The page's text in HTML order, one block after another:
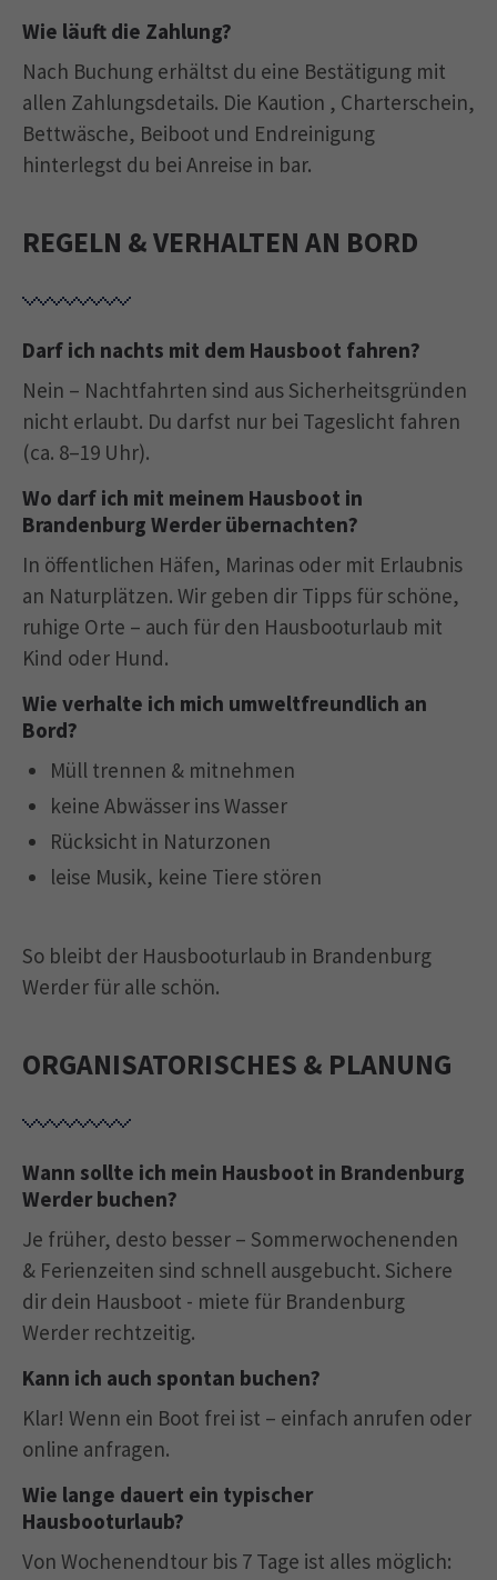
Wie läuft die Zahlung?
Nach Buchung erhältst du eine Bestätigung mit
allen Zahlungsdetails. Die Kaution , Charterschein,
Bettwäsche, Beiboot und Endreinigung
hinterlegst du bei Anreise in bar.
REGELN & VERHALTEN AN BORD
Darf ich nachts mit dem Hausboot fahren?
Nein – Nachtfahrten sind aus Sicherheitsgründen
nicht erlaubt. Du darfst nur bei Tageslicht fahren
(ca. 8–19 Uhr).
Wo darf ich mit meinem Hausboot in
Brandenburg Werder übernachten?
In öffentlichen Häfen, Marinas oder mit Erlaubnis
an Naturplätzen. Wir geben dir Tipps für schöne,
ruhige Orte – auch für den Hausbooturlaub mit
Kind oder Hund.
Wie verhalte ich mich umweltfreundlich an
Bord?
Müll trennen & mitnehmen
keine Abwässer ins Wasser
Rücksicht in Naturzonen
leise Musik, keine Tiere stören
So bleibt der Hausbooturlaub in Brandenburg
Werder für alle schön.
ORGANISATORISCHES & PLANUNG
Wann sollte ich mein Hausboot in Brandenburg
Werder buchen?
Je früher, desto besser – Sommerwochenenden
& Ferienzeiten sind schnell ausgebucht. Sichere
dir dein Hausboot - miete für Brandenburg
Werder rechtzeitig.
Kann ich auch spontan buchen?
Klar! Wenn ein Boot frei ist – einfach anrufen oder
online anfragen.
Wie lange dauert ein typischer
Hausbooturlaub?
Von Wochenendtour bis 7 Tage ist alles möglich: